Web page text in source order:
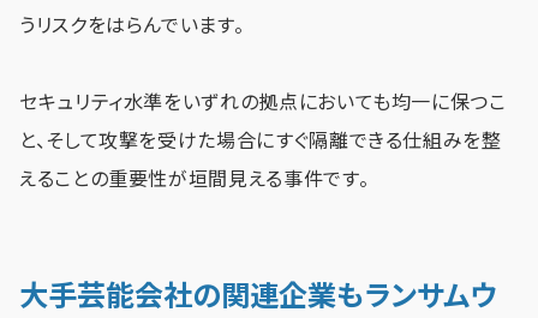
うリスクをはらんでいます。
セキュリティ水準をいずれの拠点においても均一に保つこ
と、そして攻撃を受けた場合にすぐ隔離できる仕組みを整
えることの重要性が垣間見える事件です。
大手芸能会社の関連企業もランサムウ